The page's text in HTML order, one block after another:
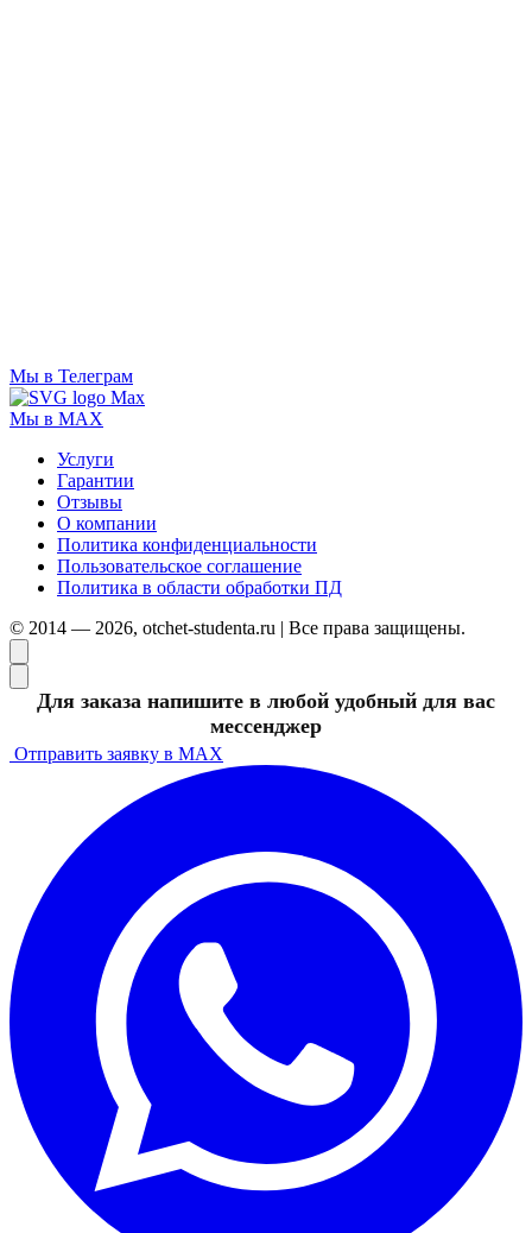
Мы в Телеграм
Мы в MAX
Услуги
Гарантии
Отзывы
О компании
Политика конфиденциальности
Пользовательское соглашение
Политика в области обработки ПД
© 2014 — 2026, otchet-studenta.ru | Все права защищены.
Для заказа напишите в любой удобный для вас
мессенджер
Отправить заявку в MAX